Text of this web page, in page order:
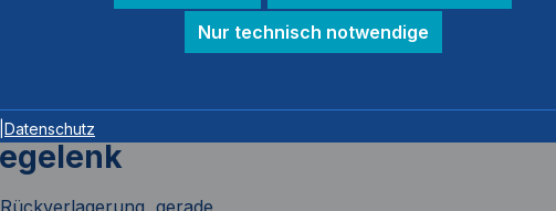
gerade
Nur technisch notwendige
Datenschutz